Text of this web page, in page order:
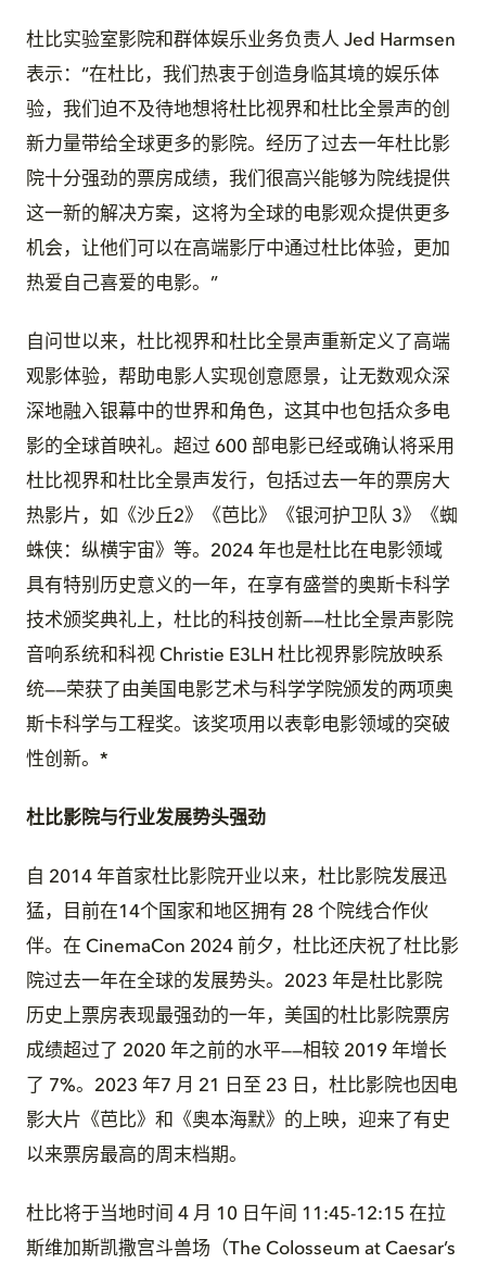
杜比实验室影院和群体娱乐业务负责人 Jed Harmsen
表示：“在杜比，我们热衷于创造身临其境的娱乐体
验，我们迫不及待地想将杜比视界和杜比全景声的创
新力量带给全球更多的影院。经历了过去一年杜比影
院十分强劲的票房成绩，我们很高兴能够为院线提供
这一新的解决方案，这将为全球的电影观众提供更多
机会，让他们可以在高端影厅中通过杜比体验，更加
热爱自己喜爱的电影。”
自问世以来，杜比视界和杜比全景声重新定义了高端
观影体验，帮助电影人实现创意愿景，让无数观众深
深地融入银幕中的世界和角色，这其中也包括众多电
影的全球首映礼。超过 600 部电影已经或确认将采用
杜比视界和杜比全景声发行，包括过去一年的票房大
热影片，如《沙丘2》《芭比》《银河护卫队 3》《蜘
蛛侠：纵横宇宙》等。2024 年也是杜比在电影领域
具有特别历史意义的一年，在享有盛誉的奥斯卡科学
技术颁奖典礼上，杜比的科技创新——杜比全景声影院
音响系统和科视 Christie E3LH 杜比视界影院放映系
统——荣获了由美国电影艺术与科学学院颁发的两项奥
斯卡科学与工程奖。该奖项用以表彰电影领域的突破
性创新。*
杜比影院与行业发展势头强劲
自 2014 年首家杜比影院开业以来，杜比影院发展迅
猛，目前在14个国家和地区拥有 28 个院线合作伙
伴。在 CinemaCon 2024 前夕，杜比还庆祝了杜比影
院过去一年在全球的发展势头。2023 年是杜比影院
历史上票房表现最强劲的一年，美国的杜比影院票房
成绩超过了 2020 年之前的水平——相较 2019 年增长
了 7%。2023 年7 月 21 日至 23 日，杜比影院也因电
影大片《芭比》和《奥本海默》的上映，迎来了有史
以来票房最高的周末档期。
杜比将于当地时间 4 月 10 日午间 11:45-12:15 在拉
斯维加斯凯撒宫斗兽场（The Colosseum at Caesar’s